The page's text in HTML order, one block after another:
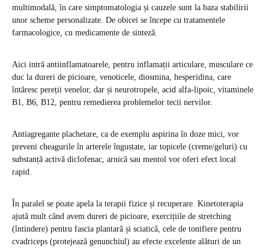
multimodală, în care simptomatologia și cauzele sunt la baza stabilirii
unor scheme personalizate. De obicei se începe cu tratamentele
farmacologice, cu medicamente de sinteză.
Aici intră antiinflamatoarele, pentru inflamații articulare, musculare ce
duc la dureri de picioare, venoticele, diosmina, hesperidina, care
întăresc pereții venelor, dar și neurotropele, acid alfa-lipoic, vitaminele
B1, B6, B12, pentru remedierea problemelor tecii nervilor.
Antiagregante plachetare, ca de exemplu aspirina în doze mici, vor
preveni cheagurile în arterele îngustate, iar topicele (creme/geluri) cu
substanță activă diclofenac, arnică sau mentol vor oferi efect local
rapid.
În paralel se poate apela la terapii fizice și recuperare. Kinetoterapia
ajută mult când avem dureri de picioare, exercițiile de stretching
(întindere) pentru fascia plantară și sciatică, cele de tonifiere pentru
cvadriceps (protejează genunchiul) au efecte excelente alături de un